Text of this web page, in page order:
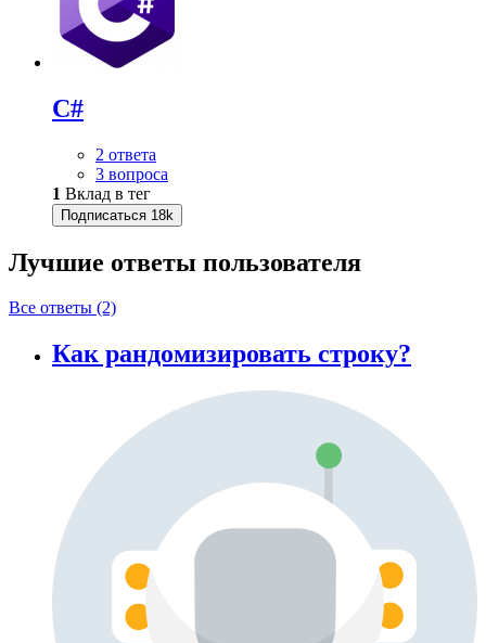
C#
2 ответа
3 вопроса
1 Вклад в тег
Подписаться 18k
Лучшие ответы пользователя
Все ответы (2)
Как рандомизировать строку?